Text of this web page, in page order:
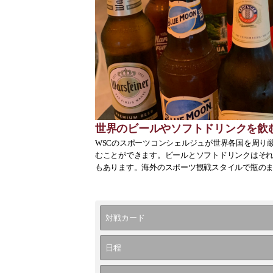
世界のビールやソフトドリンクを飲
WSCのスポーツコンシェルジュが世界各国を周り
むことができます。ビールとソフトドリンクはそ
もあります。海外のスポーツ観戦スタイルで瓶の
対戦カード
日程